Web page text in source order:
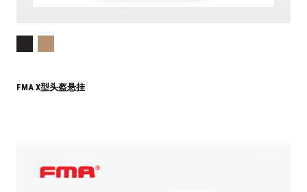
FMA X型头盔悬挂